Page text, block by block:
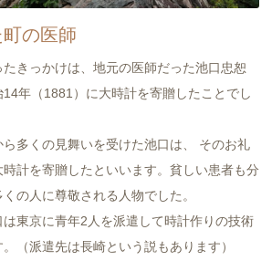
の医師
きっかけは、地元の医師だった池口忠恕
14年（1881）に大時計を寄贈したことでし
多くの見舞いを受けた池口は、 そのお礼
計を寄贈したといいます。貧しい患者も分
の人に尊敬される人物でした。
東京に青年2人を派遣して時計作りの技術
（派遣先は長崎という説もあります）